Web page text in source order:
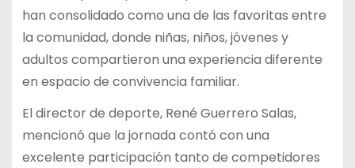
han consolidado como una de las favoritas entre
la comunidad, donde niñas, niños, jóvenes y
adultos compartieron una experiencia diferente
en espacio de convivencia familiar.
El director de deporte, René Guerrero Salas,
mencionó que la jornada contó con una
excelente participación tanto de competidores